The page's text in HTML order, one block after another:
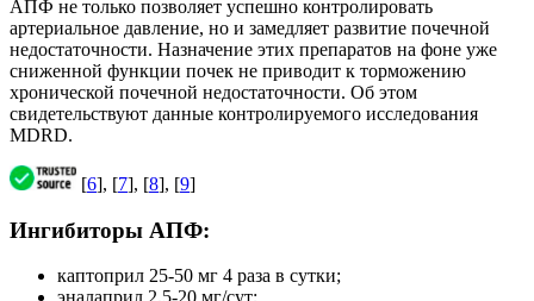
АПФ не только позволяет успешно контролировать
артериальное давление, но и замедляет развитие почечной
недостаточности. Назначение этих препаратов на фоне уже
сниженной функции почек не приводит к торможению
хронической почечной недостаточности. Об этом
свидетельствуют данные контролируемого исследования
MDRD.
[6], [7], [8], [9]
Ингибиторы АПФ:
каптоприл 25-50 мг 4 раза в сутки;